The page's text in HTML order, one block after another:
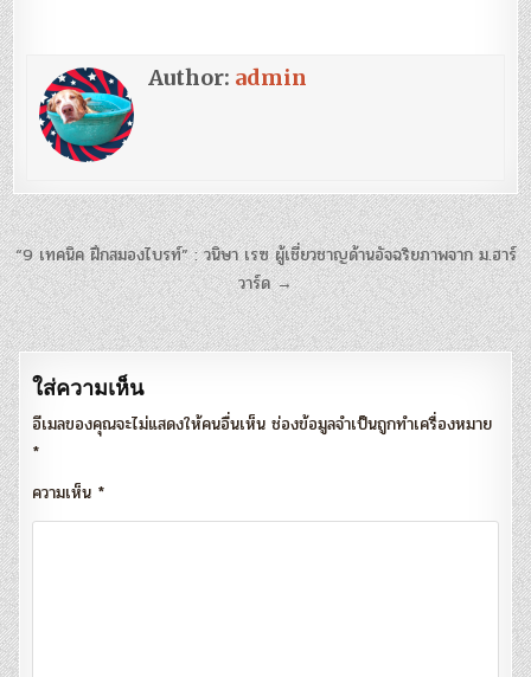
Author: admin
แนะแนว
เรื่อง
“9 เทคนิค ฝึกสมองไบรท์” : วนิษา เรซ ผู้เชี่ยวชาญด้านอัจฉริยภาพจาก ม.ฮาร์
วาร์ด →
ใส่ความเห็น
อีเมลของคุณจะไม่แสดงให้คนอื่นเห็น ช่องข้อมูลจำเป็นถูกทำเครื่องหมาย
*
ความเห็น *